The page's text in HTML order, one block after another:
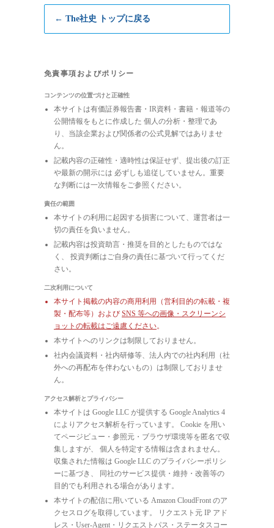
← The社史 トップに戻る
免責事項およびポリシー
コンテンツの位置づけと正確性
本サイトは有価証券報告書・IR資料・書籍・報道等の
公開情報をもとに作成した 個人の分析・整理であ
り、当該企業および関係者の公式見解ではありませ
ん。
記載内容の正確性・適時性は保証せず、提出後の訂正
や最新の開示には 必ずしも追従していません。重要
な判断には一次情報をご参照ください。
責任の範囲
本サイトの利用に起因する損害について、運営者は一
切の責任を負いません。
記載内容は投資助言・推奨を目的としたものではな
く、 投資判断はご自身の責任に基づいて行ってくだ
さい。
二次利用について
本サイト掲載の内容の商用利用（営利目的の転載・複
製・配布等）および SNS 等への画像・スクリーンシ
ョットの転載はご遠慮ください。
本サイトへのリンクは制限しておりません。
社内会議資料・社内研修等、法人内での社内利用（社
外への再配布を伴わないもの）は制限しておりませ
ん。
アクセス解析とプライバシー
本サイトは Google LLC が提供する Google Analytics 4
によりアクセス解析を行っています。 Cookie を用い
てページビュー・参照元・ブラウザ環境等を匿名で収
集しますが、 個人を特定する情報は含まれません。
収集された情報は Google LLC のプライバシーポリシ
ーに基づき、 同社のサービス提供・維持・改善等の
目的でも利用される場合があります。
本サイトの配信に用いている Amazon CloudFront のア
クセスログを取得しています。 リクエスト元 IP アド
レス・User-Agent・リクエストパス・ステータスコー